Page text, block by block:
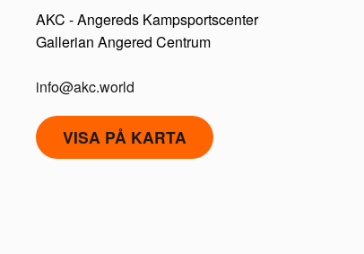
AKC - Angereds Kampsportscenter
Gallerian Angered Centrum
info@akc.world
VISA PÅ KARTA